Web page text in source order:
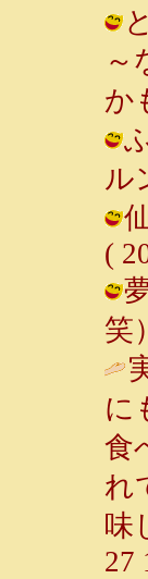
～
か
ル
(
笑
に
食
れ
味
27